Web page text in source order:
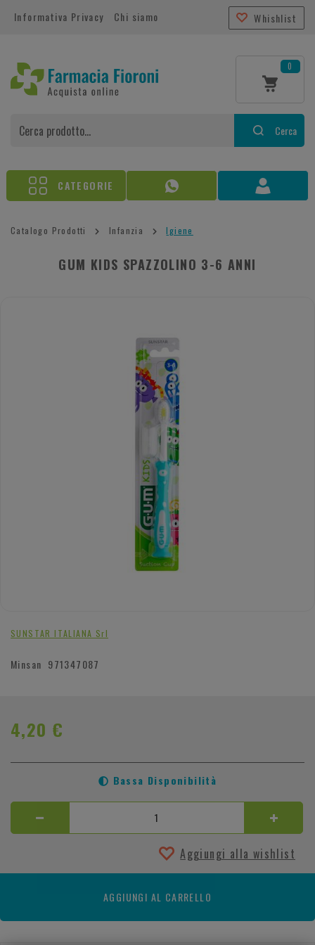
Informativa Privacy Chi siamo Whishlist
0
Cerca
CATEGORIE
Catalogo Prodotti Infanzia Igiene
GUM KIDS SPAZZOLINO 3-6 ANNI
SUNSTAR ITALIANA Srl
Minsan 971347087
4,20 €
Bassa Disponibilità
Aggiungi alla wishlist
AGGIUNGI AL CARRELLO